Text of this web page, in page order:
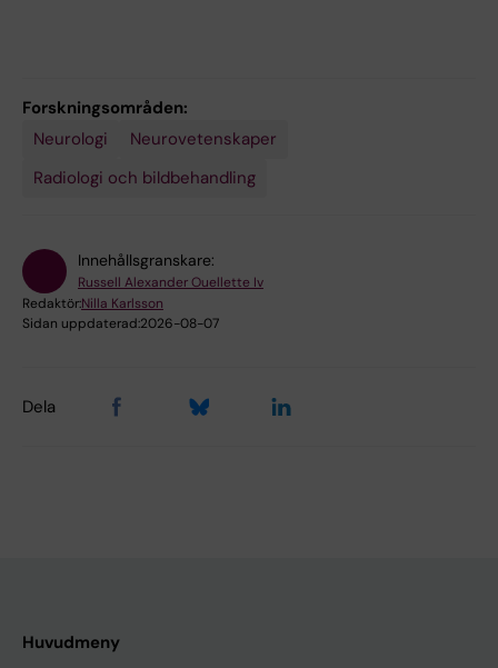
Forskningsområden:
Neurologi
Neurovetenskaper
Radiologi och bildbehandling
Innehållsgranskare:
Russell Alexander Ouellette Iv
Redaktör:Nilla Karlsson
Sidan uppdaterad:2026-08-07
Dela
Huvudmeny